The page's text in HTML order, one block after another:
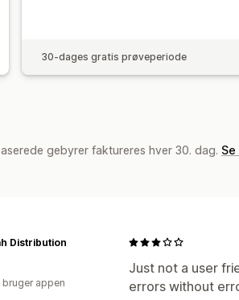
30-dages gratis prøveperiode
gebyrer faktureres hver 30. dag.
Just not a user
errors without
Distribution
bruger appen